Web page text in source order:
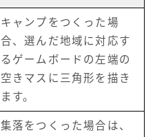
キャンプをつくった場
合、選んだ地域に対応す
るゲームボードの左端の
空きマスに三角形を描き
ます。
集落をつくった場合は、